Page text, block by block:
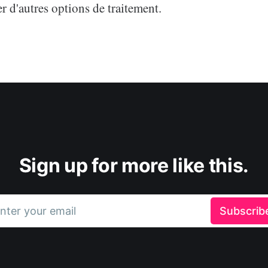
d'autres options de traitement.
Sign up for more like this.
your email